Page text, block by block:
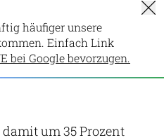
häufiger unsere
Einfach Link
bei Google bevorzugen.
um 35 Prozent